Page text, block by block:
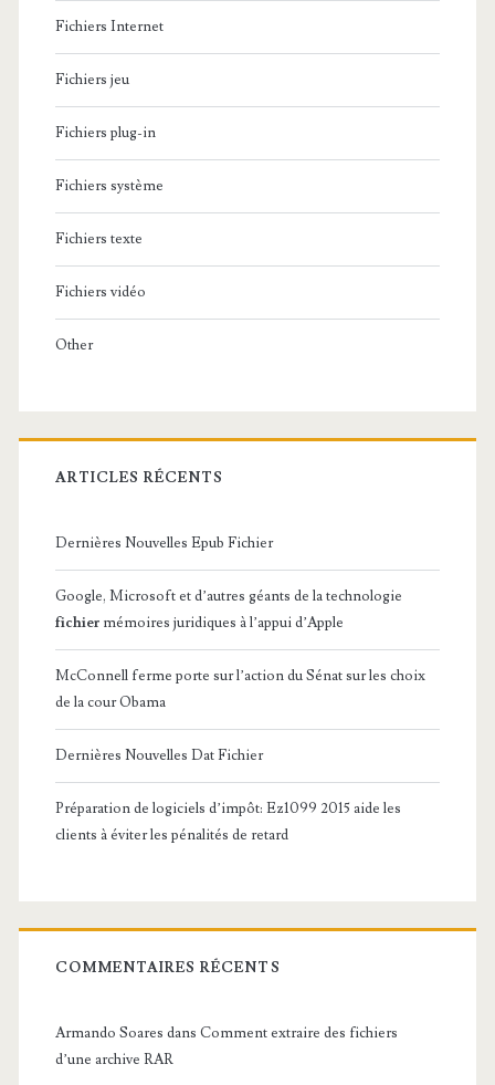
Fichiers Internet
Fichiers jeu
Fichiers plug-in
Fichiers système
Fichiers texte
Fichiers vidéo
Other
ARTICLES RÉCENTS
Dernières Nouvelles Epub Fichier
Google, Microsoft et d’autres géants de la technologie
fichier mémoires juridiques à l’appui d’Apple
McConnell ferme porte sur l’action du Sénat sur les choix
de la cour Obama
Dernières Nouvelles Dat Fichier
Préparation de logiciels d’impôt: Ez1099 2015 aide les
clients à éviter les pénalités de retard
COMMENTAIRES RÉCENTS
Armando Soares dans Comment extraire des fichiers
d’une archive RAR